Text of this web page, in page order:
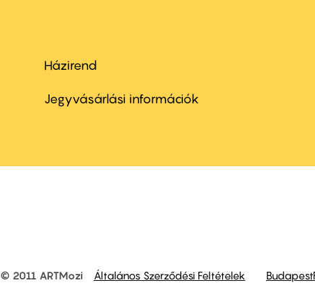
Footer
menu
Házirend
Jegyvásárlási információk
© 2011 ARTMozi Általános Szerződési Feltételek